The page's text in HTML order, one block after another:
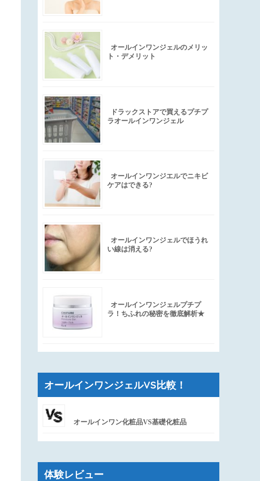
オールインワンジェルのメリッ
ト・デメリット
ドラックストアで買えるプチプ
ラオールインワンジェル
オールインワンジエルでニキビ
ケアはできる?
オールインワンジェルでほうれ
い線は消える?
オールインワンジェルプチプ
ラ！ちふれの秘密を徹底解析★
オールインワンジェルVS比較！
オールインワン化粧品VS基礎化粧品
体験レビュー